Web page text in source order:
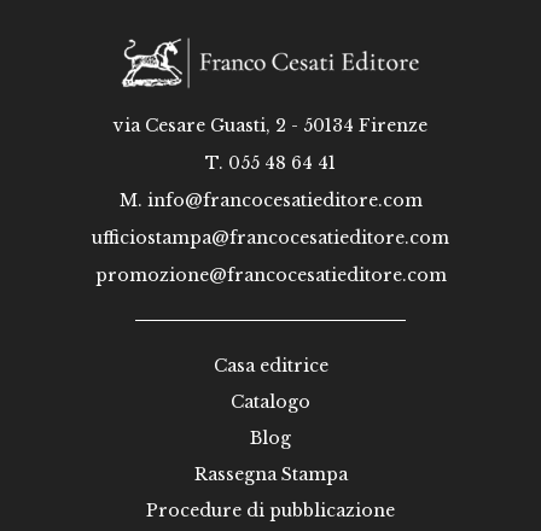
via Cesare Guasti, 2 - 50134 Firenze
T. 055 48 64 41
M. info@francocesatieditore.com
ufficiostampa@francocesatieditore.com
promozione@francocesatieditore.com
Casa editrice
Catalogo
Blog
Rassegna Stampa
Procedure di pubblicazione